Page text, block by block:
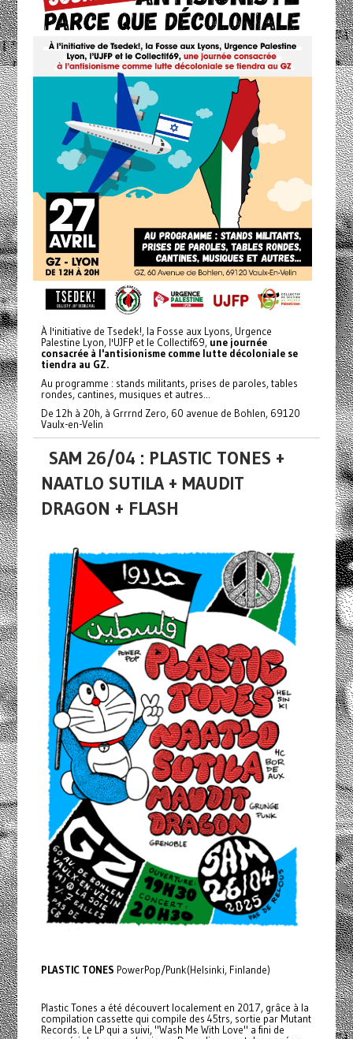
À l'initiative de Tsedek!, la Fosse aux Lyons, Urgence
Palestine Lyon, l'UJFP et le Collectif69, une journée
consacrée à l'antisionisme comme lutte décoloniale se
tiendra au GZ.
Au programme : stands militants, prises de paroles, tables
rondes, cantines, musiques et autres...
De 12h à 20h, à Grrrnd Zero, 60 avenue de Bohlen, 69120
Vaulx-en-Velin
SAM 26/04 : PLASTIC TONES +
NAATLO SUTILA + MAUDIT
DRAGON + FLASH
PLASTIC TONES PowerPop/Punk(Helsinki, Finlande)
Plastic Tones a été découvert localement en 2017, grâce à la
compilation cassette qui compile des 45trs, sortie par Mutant
Records. Le LP qui a suivi, "Wash Me With Love" a fini de